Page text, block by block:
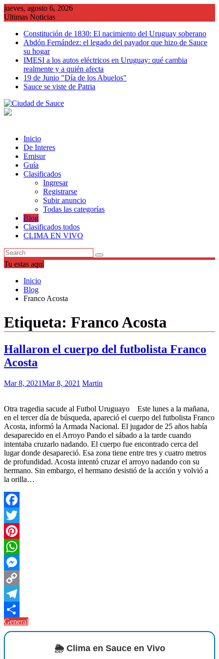
Saltar
al
jueves, agosto 6, 2026
Ultimas Noticias
Constitución de 1830: El nacimiento del Uruguay soberano
Abdón Fernández: el legado del payador que hizo de Sauce
su hogar
IMESI a los autos eléctricos en Uruguay: qué cambia
realmente y a quién afecta
19 de Junio "Día de los Abuelos"
Sauce se viste de Patria
Inicio
De Interes
Emisur
Guía
Clasificados
Ingresar
Registrarse
Subir anuncio
Todas las categorías
Blog
Clasificados todos
CLIMA EN VIVO
Tu estas aquí
Inicio
Blog
Franco Acosta
Etiqueta: Franco Acosta
Hallaron el cuerpo del futbolista Franco
Acosta
Mar 8, 2021Mar 8, 2021 Martin
Otra tragedia sacude al Futbol Uruguayo Este lunes a la mañana,
en el tercer día de búsqueda, apareció el cuerpo del futbolista Franco
Acosta, informó la Armada Nacional. El jugador de 25 años había
desaparecido en el Arroyo Pando el sábado a la tarde cuando
intentaba cruzarlo nadando. El cuerpo fue encontrado cerca del
lugar donde desapareció. Esa zona tiene entre tres y cuatro metros
de profundidad. Acosta intentó cruzar el arroyo nadando con su
hermano. Sin embargo, el hermano desistió de la acción y volvió a
la orilla…
Facebook
Twitter
Pinterest
WhatsApp
Messenger
Copy
Link
Telegram
Compartir
General
🌦️ Clima en Sauce en Vivo